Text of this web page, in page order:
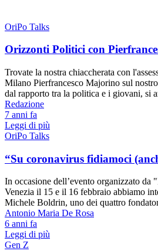
OriPo Talks
Orizzonti Politici con
Trovate la nostra chiaccherata con
Milano Pierfrancesco Majorino sul
dal rapporto tra la politica e i giovani, si
Redazione
7 anni fa
Leggi di più
OriPo Talks
“Su coronavirus fidiamoci
In occasione dell’evento organizzato
Venezia il 15 e il 16 febbraio abbiamo
Michele Boldrin, uno dei quattro
Antonio Maria De Rosa
6 anni fa
Leggi di più
Gen Z